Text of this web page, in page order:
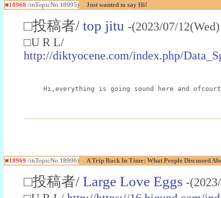
■18968 /inTopicNo.18995) Just wanted to say Hi!
□投稿者/ top jitu -(2023/07/
□U R L/
http://diktyocene.com/index.php/
Hi,everything is going sound here and
■18969 /inTopicNo.18996) A Trip Back In Time: What People Discussed
□投稿者/ Large Love Eggs -